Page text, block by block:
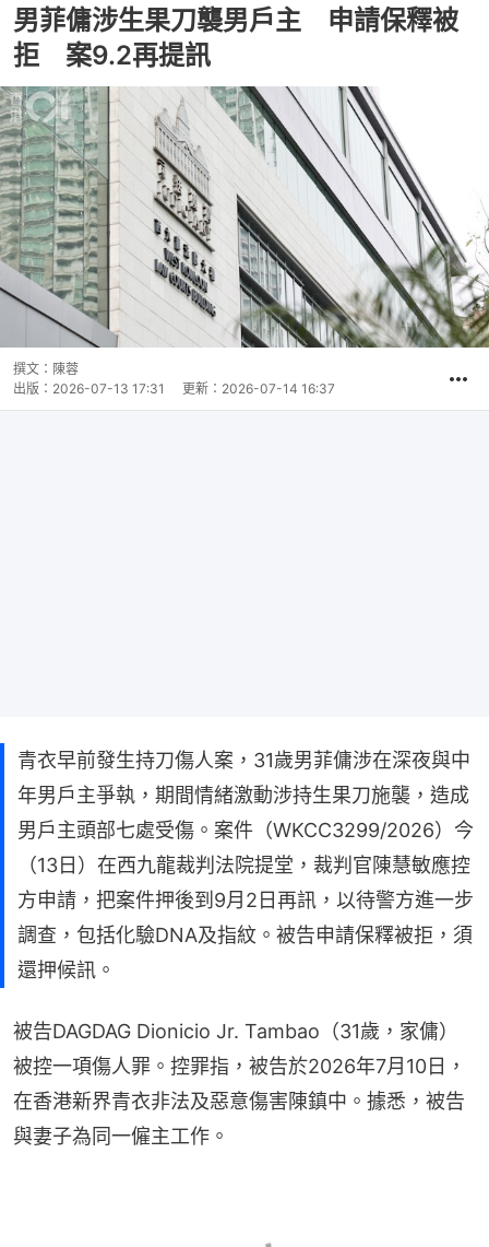
男菲傭涉生果刀襲男戶主 申請保釋被
拒 案9.2再提訊
撰文： 陳蓉
出版： 2026-07-13 17:31 更新： 2026-07-14 16:37
青衣早前發生持刀傷人案，31歲男菲傭涉在深夜與中
年男戶主爭執，期間情緒激動涉持生果刀施襲，造成
男戶主頭部七處受傷。案件（WKCC3299/2026）今
（13日）在西九龍裁判法院提堂，裁判官陳慧敏應控
方申請，把案件押後到9月2日再訊，以待警方進一步
調查，包括化驗DNA及指紋。被告申請保釋被拒，須
還押候訊。
被告DAGDAG Dionicio Jr. Tambao（31歲，家傭）
被控一項傷人罪。控罪指，被告於2026年7月10日，
在香港新界青衣非法及惡意傷害陳鎮中。據悉，被告
與妻子為同一僱主工作。